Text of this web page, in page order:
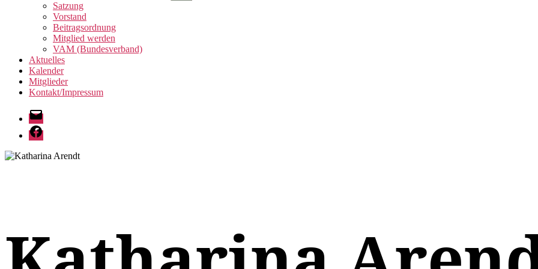
anzeigen
Satzung
Vorstand
Beitragsordnung
Mitglied werden
VAM (Bundesverband)
Aktuelles
Kalender
Mitglieder
Kontakt/Impressum
E-
Mail
Facebook